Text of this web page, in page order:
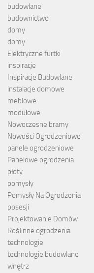
budowlane
budownictwo
domy
domy
Elektryczne furtki
inspiracje
Inspiracje Budowlane
instalacje domowe
meblowe
modułowe
Nowoczesne bramy
Nowości Ogrodzeniowe
panele ogrodzeniowe
Panelowe ogrodzenia
płoty
pomysły
Pomysły Na Ogrodzenia
posesji
Projektowanie Domów
Roślinne ogrodzenia
technologie
technologie budowlane
wnętrz